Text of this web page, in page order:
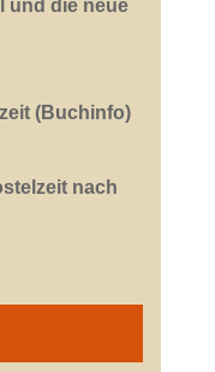
und die neue
(Buchinfo)
nach